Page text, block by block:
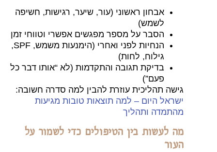
אבחון ראשוני (עור, שיער, רגישות, חשיפה
לשמש)
הסבר על מספר מפגשים אפשרי וטווחי זמן
הנחיות לפני ואחרי (הימנעות משמש, SPF,
גילוח, לחות)
בדיקת תגובה והתקדמות (לא “אותו דבר כל
פעם”)
גישה תהליכית עוזרת להבין למה סדרה חשובה:
ישראל היום – למה תוצאות טובות מגיעות
מהתמדה ותהליך
מה לעשות בין הטיפולים כדי לשמור על
העור